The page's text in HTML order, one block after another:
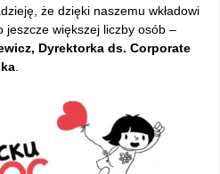
że dzięki naszemu wkładowi
jeszcze większej liczby osób –
Dyrektorka ds. Corporate